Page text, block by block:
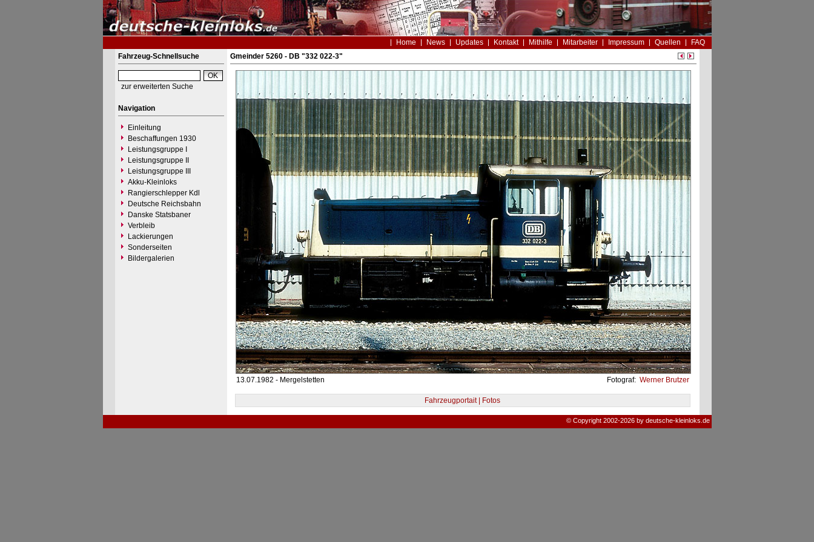
Home News Updates Kontakt Mithilfe Mitarbeiter Impressum Quellen
FAQ
Fahrzeug-Schnellsuche
zur erweiterten Suche
Navigation
Einleitung
Beschaffungen 1930
Leistungsgruppe I
Leistungsgruppe II
Leistungsgruppe III
Akku-Kleinloks
Rangierschlepper Kdl
Deutsche Reichsbahn
Danske Statsbaner
Verbleib
Lackierungen
Sonderseiten
Bildergalerien
Gmeinder 5260 - DB "332 022-3"
13.07.1982 - Mergelstetten Fotograf: Werner Brutzer
Fahrzeugportait | Fotos
© Copyright 2002-2026 by deutsche-kleinloks.de